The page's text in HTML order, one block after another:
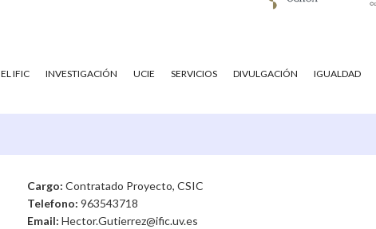
EL IFIC INVESTIGACIÓN UCIE SERVICIOS DIVULGACIÓN IGUALDAD
Cargo: Contratado Proyecto, CSIC
Telefono: 963543718
Email: Hector.Gutierrez@ific.uv.es